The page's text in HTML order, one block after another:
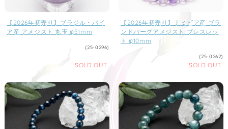
【2026年初売り】ブラジル・バイ
ア産 アメジスト 丸玉 φ51mm
(25-0296)
SOLD OUT
【2026年初売り】ナミビア産 ブラ
ンドバーグアメジスト ブレスレッ
ト φ10mm
(25-0262)
SOLD OUT